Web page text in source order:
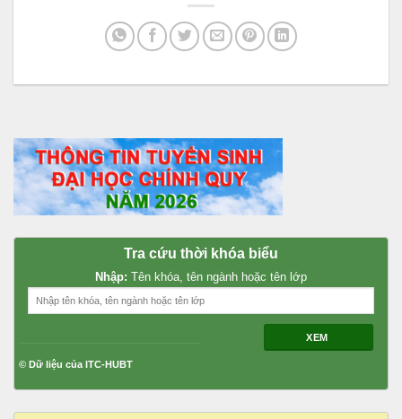
Tra cứu thời khóa biểu
Nhập: Tên khóa, tên ngành hoặc tên lớp
XEM
© Dữ liệu của ITC-HUBT